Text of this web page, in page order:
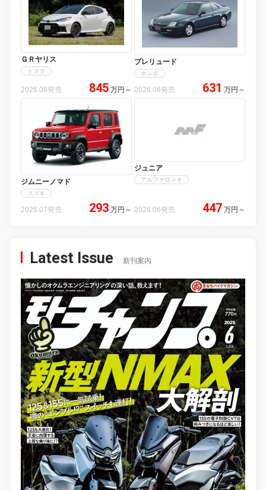
ＧＲヤリス
トヨタ
2026.08発売 845 万円 ～
プレリュード
ホンダ
2026.08発売 631 万円 ～
ジムニーノマド
スズキ
2026.07発売 293 万円 ～
ジュニア
アルファロメオ
2026.06発売 447 万円 ～
Latest Issue 新刊案内